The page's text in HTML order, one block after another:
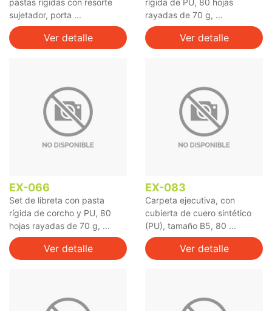
pastas rígidas con resorte
sujetador, porta ...
Ver detalle
rígida de PU, 80 hojas
rayadas de 70 g, ...
Ver detalle
EX-066
Set de libreta con pasta
rígida de corcho y PU, 80
hojas rayadas de 70 g, ...
Ver detalle
EX-083
Carpeta ejecutiva, con
cubierta de cuero sintético
(PU), tamaño B5, 80 ...
Ver detalle